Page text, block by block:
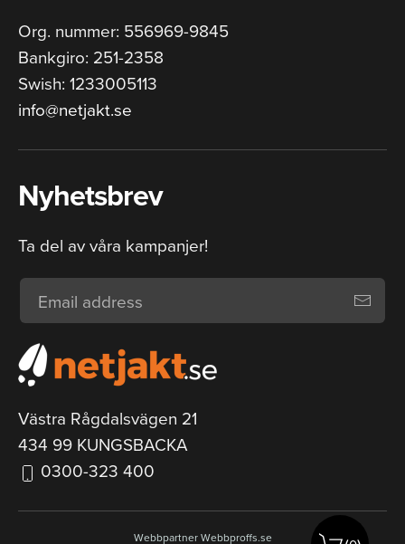
Org. nummer: 556969-9845
Bankgiro: 251-2358
Swish: 1233005113
info@netjakt.se
Nyhetsbrev
Ta del av våra kampanjer!
Västra Rågdalsvägen 21
434 99 KUNGSBACKA
0300-323 400
WebbpartnerWebbproffs.se